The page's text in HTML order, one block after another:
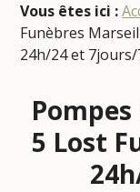
Vous êtes ici :
Funèbres
24h/24 et
5 Lost